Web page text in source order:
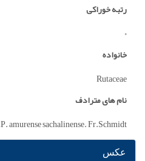
رتبه خوراکی
0
خانواده
Rutaceae
نام های مترادف
P. amurense sachalinense. Fr.Schmidt.
عکس